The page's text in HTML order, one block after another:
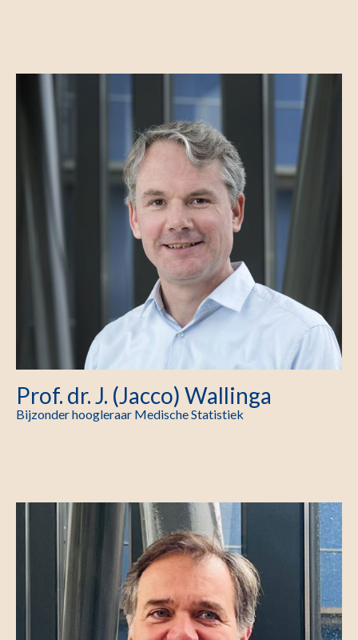
Prof. dr. J. (Jacco) Wallinga
Bijzonder hoogleraar Medische Statistiek